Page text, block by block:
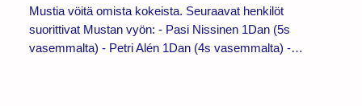
Mustia vöitä omista kokeista. Seuraavat henkilöt
suorittivat Mustan vyön: - Pasi Nissinen 1Dan (5s
vasemmalta) - Petri Alén 1Dan (4s vasemmalta) -…